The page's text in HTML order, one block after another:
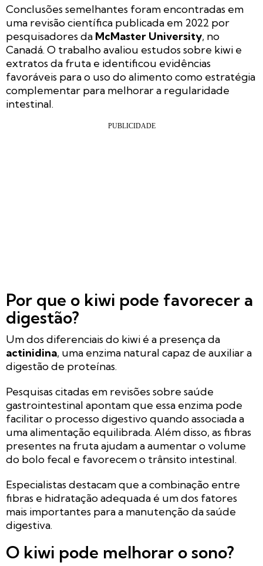
Conclusões semelhantes foram encontradas em
uma revisão científica publicada em 2022 por
pesquisadores da McMaster University, no
Canadá. O trabalho avaliou estudos sobre kiwi e
extratos da fruta e identificou evidências
favoráveis para o uso do alimento como estratégia
complementar para melhorar a regularidade
intestinal.
Por que o kiwi pode favorecer a
digestão?
Um dos diferenciais do kiwi é a presença da
actinidina, uma enzima natural capaz de auxiliar a
digestão de proteínas.
Pesquisas citadas em revisões sobre saúde
gastrointestinal apontam que essa enzima pode
facilitar o processo digestivo quando associada a
uma alimentação equilibrada. Além disso, as fibras
presentes na fruta ajudam a aumentar o volume
do bolo fecal e favorecem o trânsito intestinal.
Especialistas destacam que a combinação entre
fibras e hidratação adequada é um dos fatores
mais importantes para a manutenção da saúde
digestiva.
O kiwi pode melhorar o sono?